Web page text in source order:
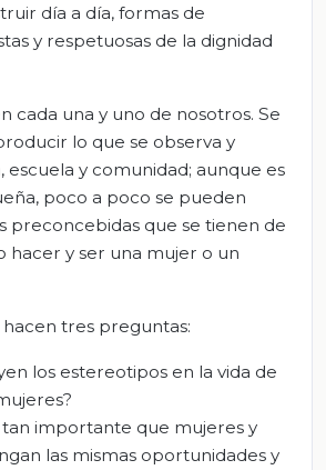
día a día, formas de
y respetuosas de la dignidad
cada una y uno de nosotros. Se
lo que se observa y
escuela y comunidad; aunque es
poco a poco se pueden
preconcebidas que se tienen de
hacer y ser una mujer o un
tres preguntas:
los estereotipos en la vida de
tan importante que mujeres y
las mismas oportunidades y